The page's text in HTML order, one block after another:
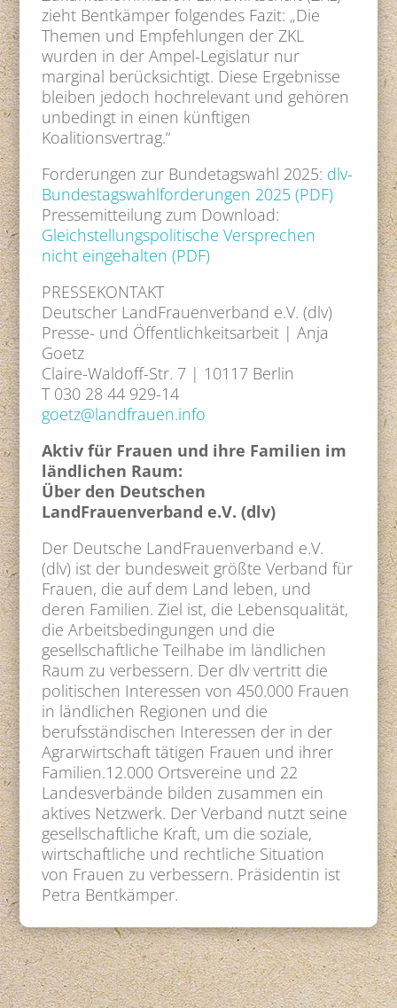
zieht Bentkämper folgendes Fazit: „Die
Themen und Empfehlungen der ZKL
wurden in der Ampel-Legislatur nur
marginal berücksichtigt. Diese Ergebnisse
bleiben jedoch hochrelevant und gehören
unbedingt in einen künftigen
Koalitionsvertrag.“
Forderungen zur Bundetagswahl 2025: dlv-
Bundestagswahlforderungen 2025 (PDF)
Pressemitteilung zum Download:
Gleichstellungspolitische Versprechen
nicht eingehalten (PDF)
PRESSEKONTAKT
Deutscher LandFrauenverband e.V. (dlv)
Presse- und Öffentlichkeitsarbeit | Anja
Goetz
Claire-Waldoff-Str. 7 | 10117 Berlin
T 030 28 44 929-14
goetz@landfrauen.info
Aktiv für Frauen und ihre Familien im
ländlichen Raum:
Über den Deutschen
LandFrauenverband e.V. (dlv)
Der Deutsche LandFrauenverband e.V.
(dlv) ist der bundesweit größte Verband für
Frauen, die auf dem Land leben, und
deren Familien. Ziel ist, die Lebensqualität,
die Arbeitsbedingungen und die
gesellschaftliche Teilhabe im ländlichen
Raum zu verbessern. Der dlv vertritt die
politischen Interessen von 450.000 Frauen
in ländlichen Regionen und die
berufsständischen Interessen der in der
Agrarwirtschaft tätigen Frauen und ihrer
Familien.12.000 Ortsvereine und 22
Landesverbände bilden zusammen ein
aktives Netzwerk. Der Verband nutzt seine
gesellschaftliche Kraft, um die soziale,
wirtschaftliche und rechtliche Situation
von Frauen zu verbessern. Präsidentin ist
Petra Bentkämper.